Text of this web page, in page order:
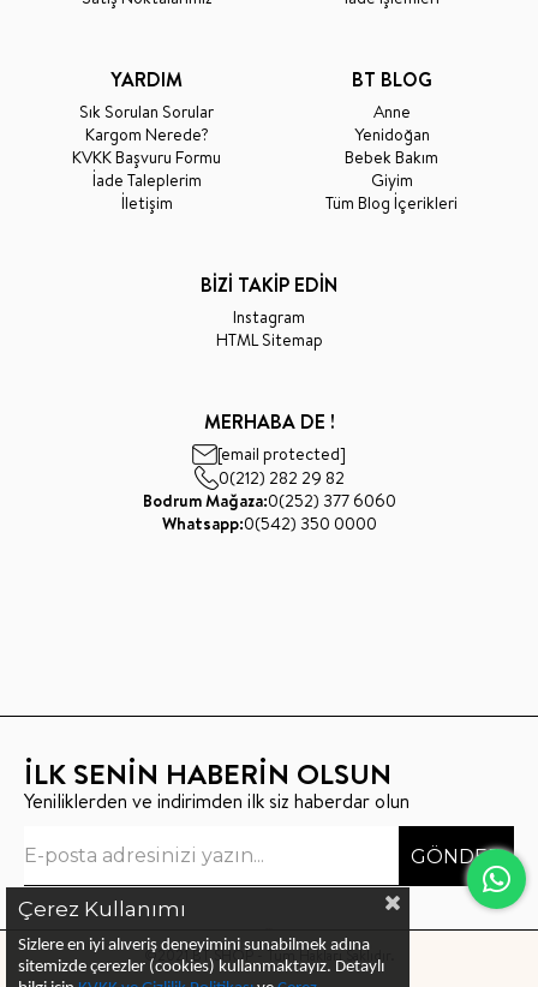
YARDIM
Sık Sorulan Sorular
Kargom Nerede?
KVKK Başvuru Formu
İade Taleplerim
İletişim
BT BLOG
Anne
Yenidoğan
Bebek Bakım
Giyim
Tüm Blog İçerikleri
BİZİ TAKİP EDİN
Instagram
HTML Sitemap
MERHABA DE !
[email protected]
0(212) 282 29 82
Bodrum Mağaza:0(252) 377 6060
Whatsapp:0(542) 350 0000
İLK SENİN HABERİN OLSUN
Yeniliklerden ve indirimden ilk siz haberdar olun
GÖNDER
©2021 BT SHOP - Tüm Hakları Saklıdır.
Çerez Kullanımı
Sizlere en iyi alıveriş deneyimini sunabilmek adına
sitemizde çerezler (cookies) kullanmaktayız. Detaylı